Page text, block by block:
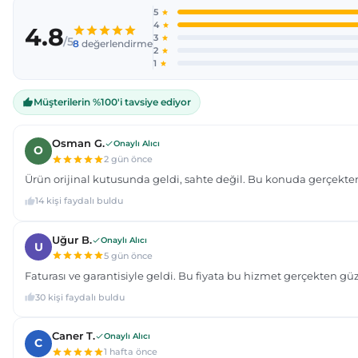
Ürün açıklamasında eksik bilgiler bulunuyor.
Ürün bilgilerinde hatalar bulunuyor.
Ürün fiyatı diğer sitelerden daha pahalı.
Bu ürüne benzer farklı alternatifler olmalı.